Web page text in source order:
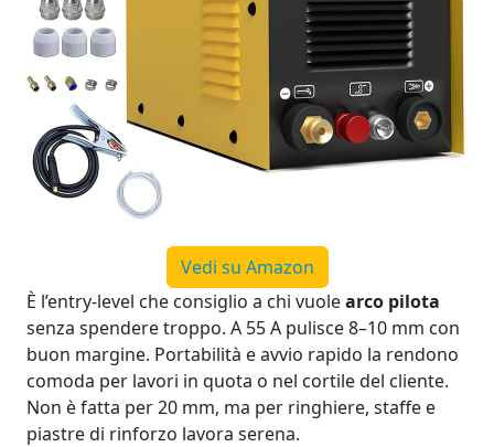
Vedi su Amazon
È l’entry‑level che consiglio a chi vuolearco pilota
senza spendere troppo. A 55 A pulisce 8–10 mm con
buon margine. Portabilità e avvio rapido la rendono
comoda per lavori in quota o nel cortile del cliente.
Non è fatta per 20 mm, ma per ringhiere, staffe e
piastre di rinforzo lavora serena.